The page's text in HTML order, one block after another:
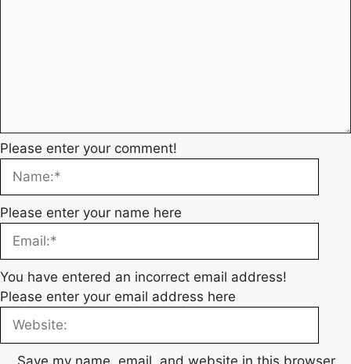
Please enter your comment!
Please enter your name here
You have entered an incorrect email address!
Please enter your email address here
Save my name, email, and website in this browser